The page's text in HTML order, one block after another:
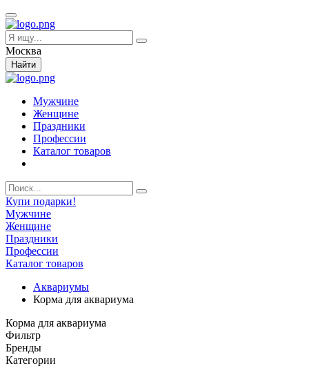
Москва
Найти
Мужчине
Женщине
Праздники
Профессии
Каталог товаров
Купи подарки!
Мужчине
Женщине
Праздники
Профессии
Каталог товаров
Аквариумы
Корма для аквариума
Корма для аквариума
Фильтр
Бренды
Категории